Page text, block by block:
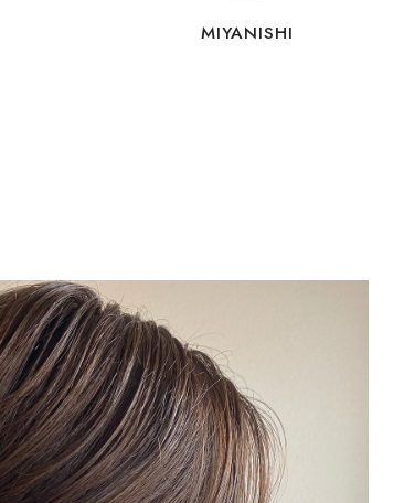
MIYANISHI